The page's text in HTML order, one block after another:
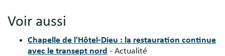
Voir aussi
Chapelle de l'Hôtel-Dieu : la restauration continue
avec le transept nord - Actualité